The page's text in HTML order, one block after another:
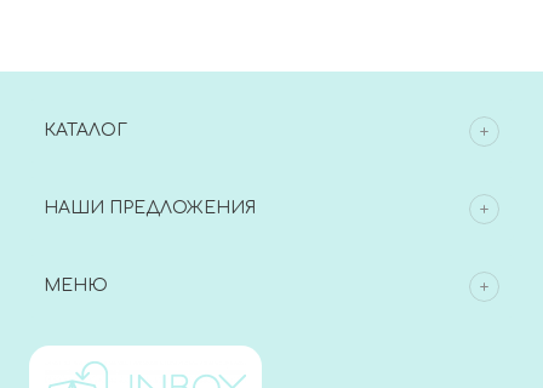
КАТАЛОГ
НАШИ ПРЕДЛОЖЕНИЯ
МЕНЮ